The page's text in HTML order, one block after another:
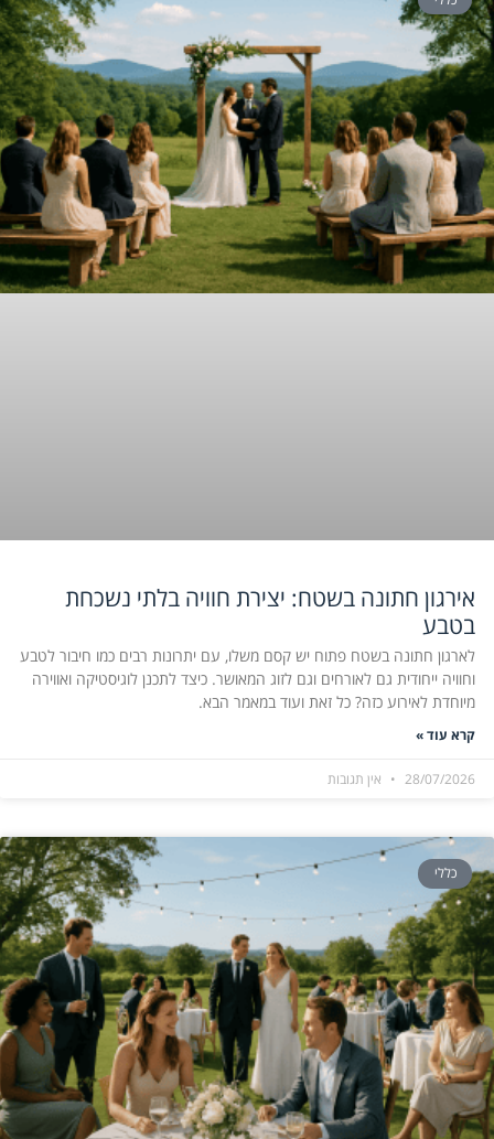
אירגון חתונה בשטח: יצירת חוויה בלתי נשכחת
בטבע
לארגון חתונה בשטח פתוח יש קסם משלו, עם יתרונות רבים כמו חיבור לטבע
וחוויה ייחודית גם לאורחים וגם לזוג המאושר. כיצד לתכנן לוגיסטיקה ואווירה
מיוחדת לאירוע כזה? כל זאת ועוד במאמר הבא.
קרא עוד »
28/07/2026 אין תגובות
כללי